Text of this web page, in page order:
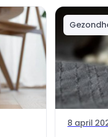
8 april